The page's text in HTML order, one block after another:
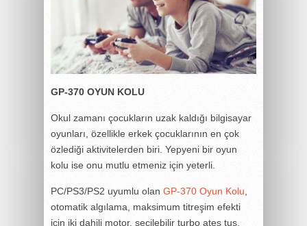
GP-370 OYUN KOLU
Okul zamanı çocukların uzak kaldığı bilgisayar
oyunları, özellikle erkek çocuklarının en çok
özlediği aktivitelerden biri. Yepyeni bir oyun
kolu ise onu mutlu etmeniz için yeterli.
PC/PS3/PS2 uyumlu olan GP-370 Oyun Kolu
otomatik algılama, maksimum titreşim efekti
için iki dahili motor, seçilebilir turbo ateş tuş,